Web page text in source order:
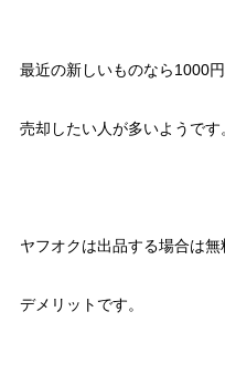
最近の新しいものなら1000
売却したい人が多いようです
ヤフオクは出品する場合は
デメリットです。